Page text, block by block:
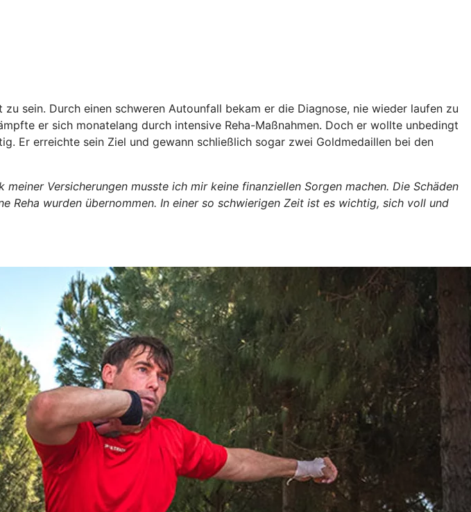
zu sein. Durch einen schweren Autounfall bekam er die Diagnose, nie wieder laufen zu
er sich monatelang durch intensive Reha-Maßnahmen. Doch er wollte unbedingt
Er erreichte sein Ziel und gewann schließlich sogar zwei Goldmedaillen bei den
Versicherungen musste ich mir keine finanziellen Sorgen machen. Die Schäden
Reha wurden übernommen. In einer so schwierigen Zeit ist es wichtig, sich voll und